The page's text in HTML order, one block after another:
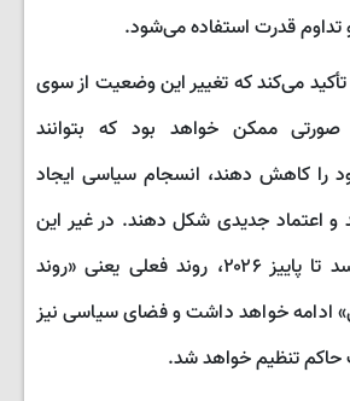
تداوم قدرت استفاده می‌شود.
تأکید می‌کند که تغییر این وضعیت از سوی
صورتی ممکن خواهد بود که بتوانند
را کاهش دهند، انسجام سیاسی ایجاد
و اعتماد جدیدی شکل دهند. در غیر این
صورت، به نظر می‌رسد تا پاییز ۲۰۲۶، روند فعلی یعنی «روند
ادامه خواهد داشت و فضای سیاسی نیز
حاکم تنظیم خواهد شد.